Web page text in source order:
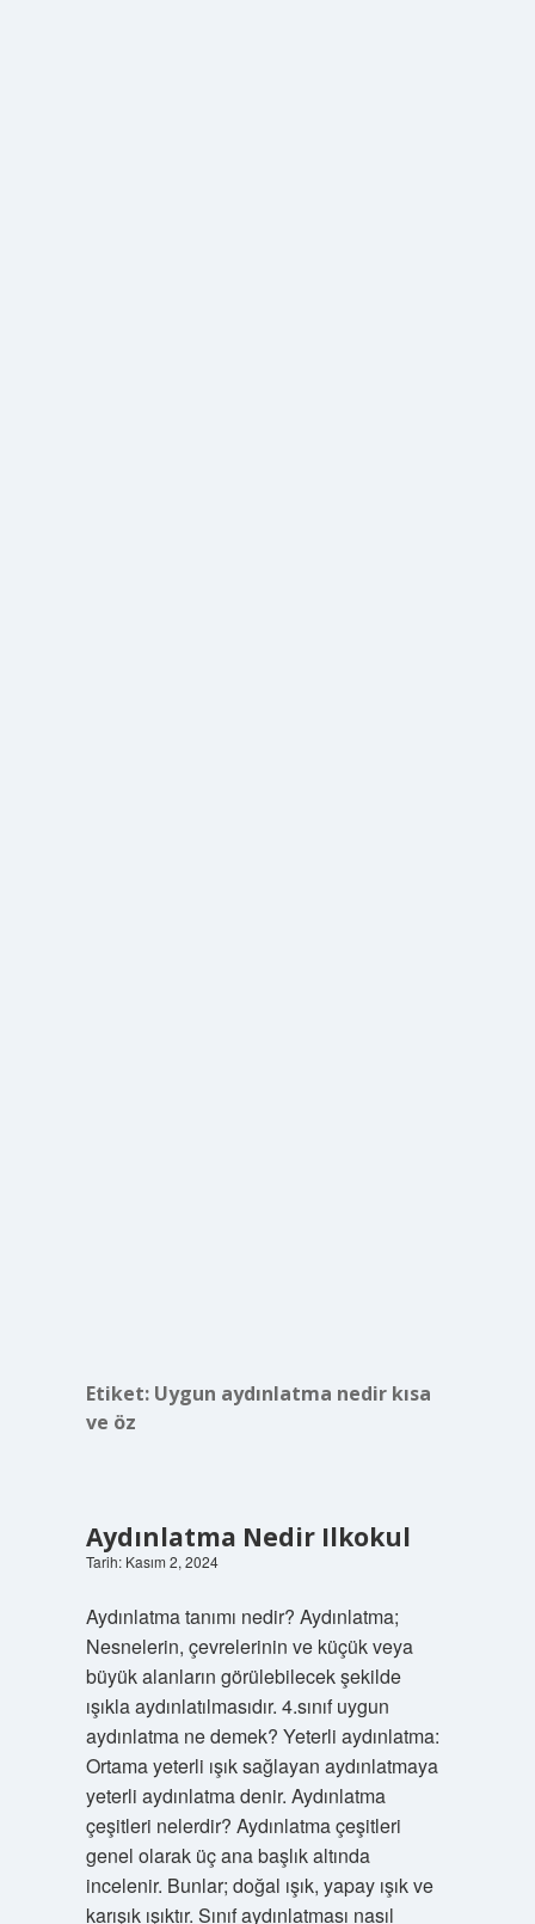
Etiket: Uygun aydınlatma nedir kısa
ve öz
Aydınlatma Nedir Ilkokul
Tarih: Kasım 2, 2024
Aydınlatma tanımı nedir? Aydınlatma;
Nesnelerin, çevrelerinin ve küçük veya
büyük alanların görülebilecek şekilde
ışıkla aydınlatılmasıdır. 4.sınıf uygun
aydınlatma ne demek? Yeterli aydınlatma:
Ortama yeterli ışık sağlayan aydınlatmaya
yeterli aydınlatma denir. Aydınlatma
çeşitleri nelerdir? Aydınlatma çeşitleri
genel olarak üç ana başlık altında
incelenir. Bunlar; doğal ışık, yapay ışık ve
karışık ışıktır. Sınıf aydınlatması nasıl